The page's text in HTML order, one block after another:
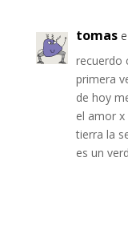
tomas
recuerdo
primera
de hoy
el amor x
tierra la
es un